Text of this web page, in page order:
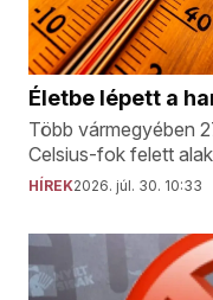
Életbe lépett a
Több vármegyében
Celsius-fok felett
HÍREK2026. júl. 30. 10:33